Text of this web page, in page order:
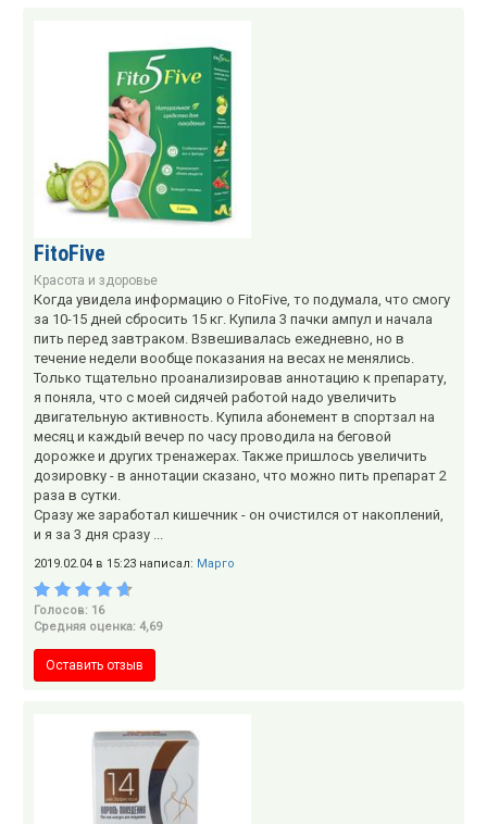
FitoFive
Красота и здоровье
Когда увидела информацию о FitoFive, то подумала, что смогу
за 10-15 дней сбросить 15 кг. Купила 3 пачки ампул и начала
пить перед завтраком. Взвешивалась ежедневно, но в
течение недели вообще показания на весах не менялись.
Только тщательно проанализировав аннотацию к препарату,
я поняла, что с моей сидячей работой надо увеличить
двигательную активность. Купила абонемент в спортзал на
месяц и каждый вечер по часу проводила на беговой
дорожке и других тренажерах. Также пришлось увеличить
дозировку - в аннотации сказано, что можно пить препарат 2
раза в сутки.
Сразу же заработал кишечник - он очистился от накоплений,
и я за 3 дня сразу ...
2019.02.04 в 15:23 написал: Марго
Голосов: 16
Средняя оценка: 4,69
Оставить отзыв